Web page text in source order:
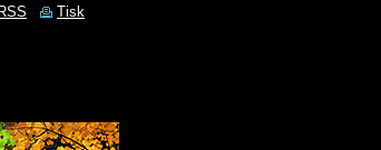
RSS Tisk